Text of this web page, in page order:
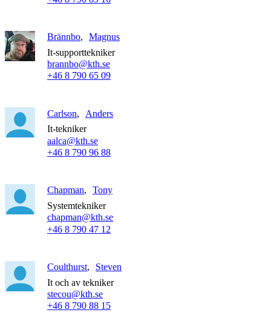
Brännbo
Magnus
It-supporttekniker
brannbo@kth.se
+46 8 790 65 09
Carlson
Anders
It-tekniker
aalca@kth.se
+46 8 790 96 88
Chapman
Tony
Systemtekniker
chapman@kth.se
+46 8 790 47 12
Coulthurst
Steven
It och av tekniker
stecou@kth.se
+46 8 790 88 15